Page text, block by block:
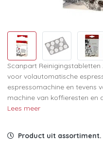
Scanpart
voor volautomatische
espressomachine en tevens
machine van koffieresten en
Lees meer
Product uit assortiment.